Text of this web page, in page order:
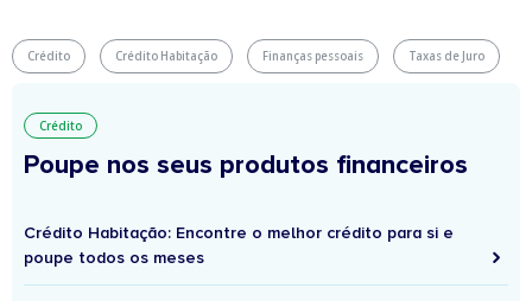
Crédito Crédito Habitação Finanças pessoais Taxas de Juro
Crédito
Poupe nos seus produtos financeiros
Crédito Habitação: Encontre o melhor crédito para si e
poupe todos os meses